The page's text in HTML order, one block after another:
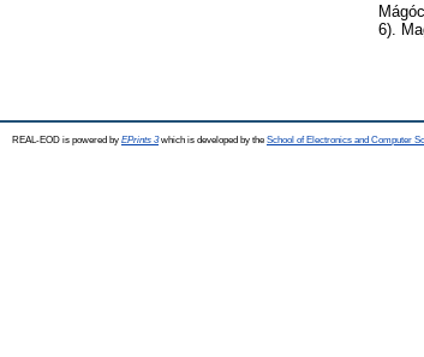
6).
REAL-EOD is powered by EPrints 3which is developed by the School of Electronics and Computer